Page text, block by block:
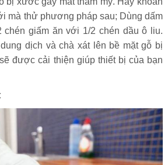
mà thử phương pháp sau; Dùng dấm
chén giấm ăn với 1/2 chén dầu ô liu.
dịch và chà xát lên bề mặt gỗ bị
được cải thiện giúp thiết bị của bạn